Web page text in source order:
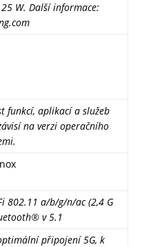
W. Další informace:
funkcí, aplikací a služeb
na verzi operačního
802.11 a/b/g/n/ac (2,4 G
v 5.1
připojení 5G, k